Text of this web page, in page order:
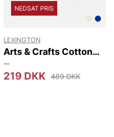
NEDSAT PRIS
LEXINGTON
Arts & Crafts Cotton
Twill Pillow Cover
--
219 DKK 489 DKK